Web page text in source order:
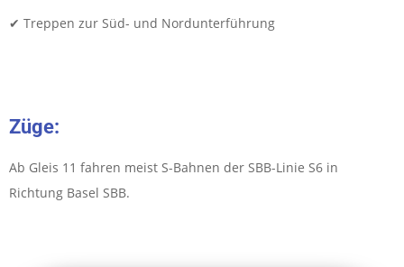
✔ Treppen zur Süd- und Nordunterführung
Züge:
Ab Gleis 11 fahren meist S-Bahnen der SBB-Linie S6 in
Richtung Basel SBB.